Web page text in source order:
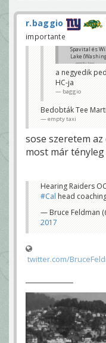
r.baggio
importante
Spavital és
Lake
empty taxi
a negyedik
HC-ja
baggio
Bedobták Tee
empty taxi
sose szeretem
most már
Hearing Raiders
#Cal head
— Bruce Feldman
2017
twitter.com/